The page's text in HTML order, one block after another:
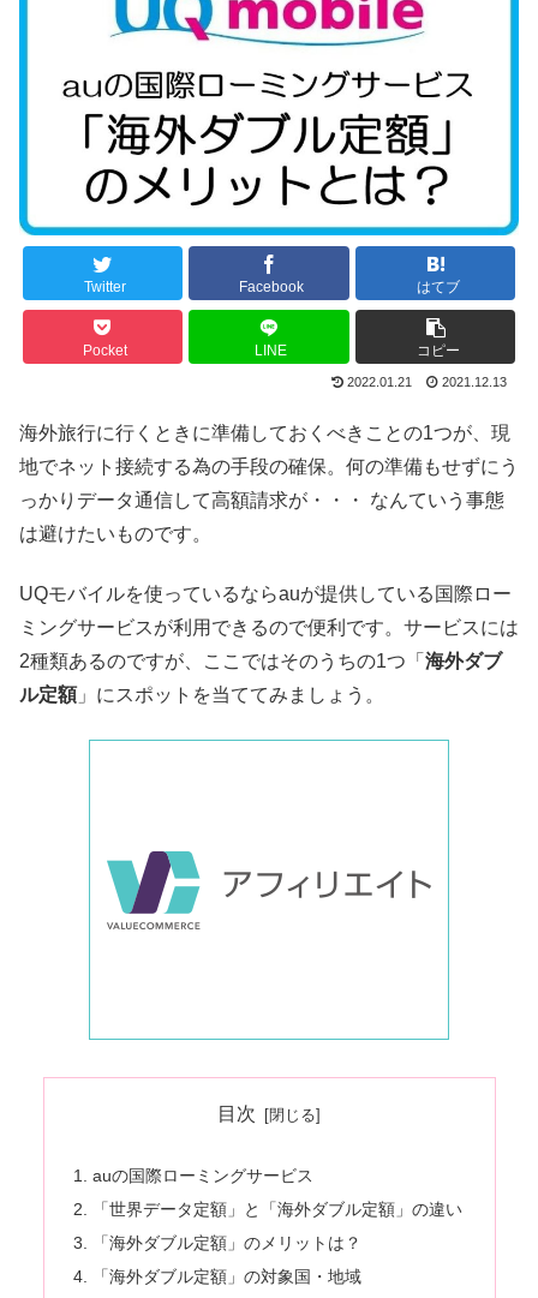
Twitter Facebook はてブ
Pocket LINE コピー
2022.01.21 2021.12.13
海外旅行に行くときに準備しておくべきことの1つが、現
地でネット接続する為の手段の確保。何の準備もせずにう
っかりデータ通信して高額請求が・・・ なんていう事態
は避けたいものです。
UQモバイルを使っているならauが提供している国際ロー
ミングサービスが利用できるので便利です。サービスには
2種類あるのですが、ここではそのうちの1つ「 海外ダブ
ル定額」にスポットを当ててみましょう。
目次
auの国際ローミングサービス
「世界データ定額」と「海外ダブル定額」の違い
「海外ダブル定額」のメリットは？
「海外ダブル定額」の対象国・地域